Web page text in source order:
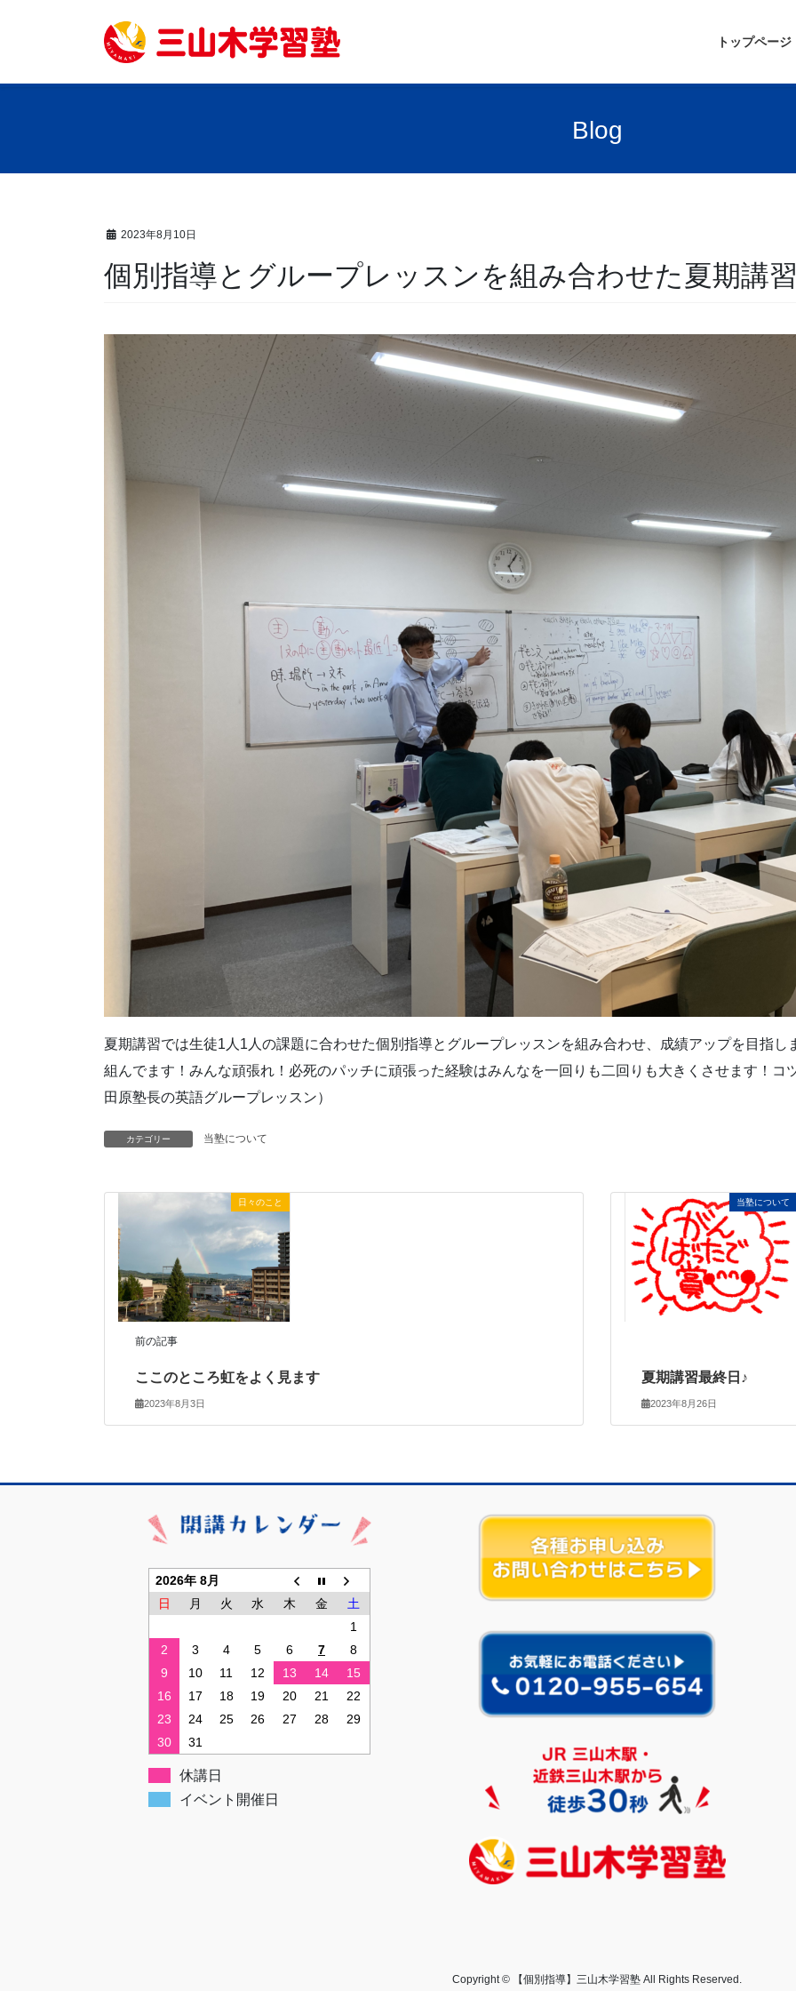
トップページ
Blog
2023年8月10日
個別指導とグループレッスンを組み合わせた夏期講
夏期講習では生徒1人1人の課題に合わせた個別指導とグループレッスンを組み合わせ、成績アップを目指
組んでます！みんな頑張れ！必死のパッチに頑張った経験はみんなを一回りも二回りも大きくさせます！コ
田原塾長の英語グループレッスン）
カテゴリー 当塾について
日々のこと
前の記事
ここのところ虹をよく見ます
2023年8月3日
当塾について
夏期講習最終日♪
2023年8月26日
2026年 8月
日
月 火 水 木 金
土
1
2
3 4 5 6 7
8
9
10 11 12 13 14
15
16
17 18 19 20 21
22
23
24 25 26 27 28
29
30
31
休講日
イベント開催日
Copyright © 【個別指導】三山木学習塾 All Rights Reserved.